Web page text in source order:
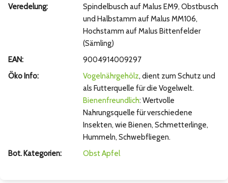
Veredelung:
Spindelbusch auf Malus EM9, Obstbusch
und Halbstamm auf Malus MM106,
Hochstamm auf Malus Bittenfelder
(Sämling)
EAN:
9004914009297
Öko Info:
Vogelnährgehölz, dient zum Schutz und
als Futterquelle für die Vogelwelt.
Bienenfreundlich: Wertvolle
Nahrungsquelle für verschiedene
Insekten, wie Bienen, Schmetterlinge,
Hummeln, Schwebfliegen.
Bot. Kategorien:
ObstApfel